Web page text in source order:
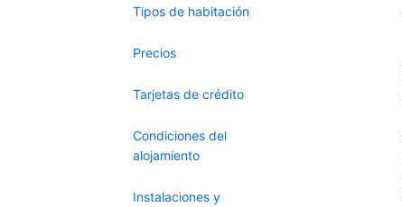
Tipos de habitación
Precios
Tarjetas de crédito
Condiciones del
alojamiento
Instalaciones y